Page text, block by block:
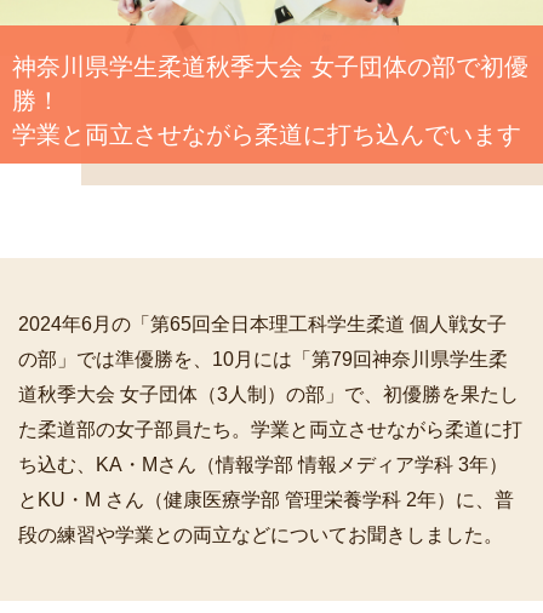
神奈川県学生柔道秋季大会 女子団体の部で初優
勝！
学業と両立させながら柔道に打ち込んでいます
2024年6月の「第65回全日本理工科学生柔道 個人戦女子
の部」では準優勝を、10月には「第79回神奈川県学生柔
道秋季大会 女子団体（3人制）の部」で、初優勝を果たし
た柔道部の女子部員たち。学業と両立させながら柔道に打
ち込む、KA・Mさん（情報学部 情報メディア学科 3年）
とKU・M さん（健康医療学部 管理栄養学科 2年）に、普
段の練習や学業との両立などについてお聞きしました。